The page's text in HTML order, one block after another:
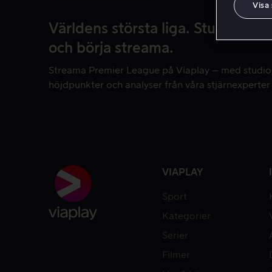
Världens största liga. Studio &
och börja streama.
Streama Premier League på Viaplay – med
Köp Viaplay Total och börja streama! Du får
Streama Premier League på Viaplay – med
höjdpunkter och analyser från våra
VIAPLAY
Sport
Kategorier
Serier
Filmer
Visa